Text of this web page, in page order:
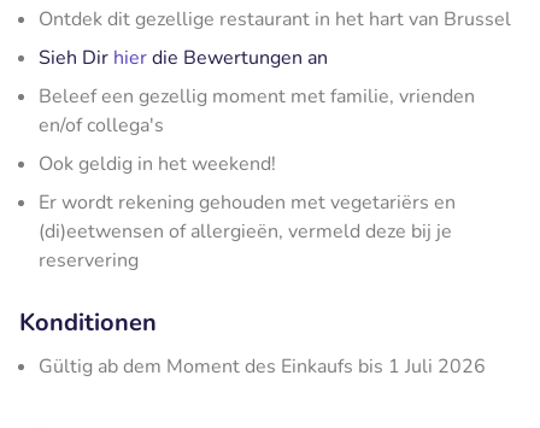
Ontdek dit gezellige restaurant in het hart van Brussel
Sieh Dir hierdie Bewertungen an
Beleef een gezellig moment met familie, vrienden
en/of collega's
Ook geldig in het weekend!
Er wordt rekening gehouden met vegetariërs en
(di)eetwensen of allergieën, vermeld deze bij je
reservering
Konditionen
Gültig ab dem Moment des Einkaufs bis 1 Juli 2026